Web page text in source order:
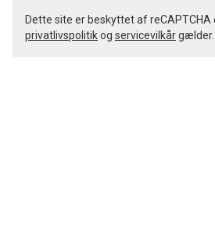
Dette site er beskyttet af reCAPTCHA
privatlivspolitikog servicevilkårgælder.